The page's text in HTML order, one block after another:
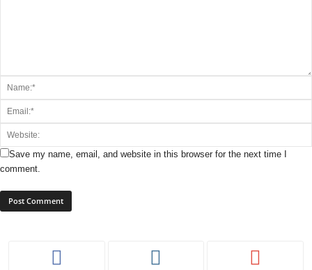
Save my name, email, and website in this browser for the next time I
comment.